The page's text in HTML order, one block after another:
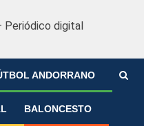
ANDORRANO
BALONCESTO